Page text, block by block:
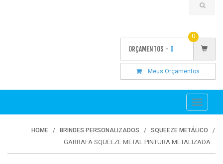
ORÇAMENTOS - 0
0
Meus Orçamentos
Toggle
HOME BRINDES PERSONALIZADOS SQUEEZE METÁLICO
GARRAFA SQUEEZE METAL PINTURA METALIZADA